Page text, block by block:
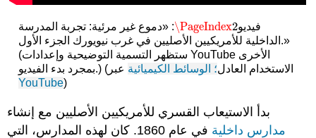
فيديو \PageIndex2
\PageIndex2
: «دموع غير مرئية: تجربة المدرسة
الداخلية للأمريكيين الأصليين في غرب نيويورك الجزء الأول.»
(ستظهر التسمية التوضيحية وإعدادات YouTube الأخرى
بمجرد بدء الفيديو.) (الاستخدام العادل؛ الوسائط الكيميائية عبر
YouTube)
بدأ الاستيعاب القسري للأمريكيين الأصليين مع إنشاء
مدارس داخلية
في عام 1860. كان لهذه المدارس، التي